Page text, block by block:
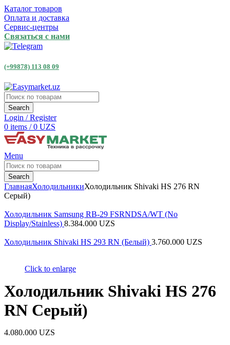
Каталог товаров
Оплата и доставка
Сервис-центры
Связаться с нами
(+99878) 113 08 09
Search
Login / Register
0 items / 0 UZS
Menu
Search
ГлавнаяХолодильникиХолодильник Shivaki HS 276 RN
Серый)
Холодильник Samsung RB-29 FSRNDSA/WT (No
Display/Stainless) 8.384.000 UZS
Холодильник Shivaki HS 293 RN (Белый) 3.760.000 UZS
Click to enlarge
Холодильник Shivaki HS 276
RN Серый)
4.080.000 UZS